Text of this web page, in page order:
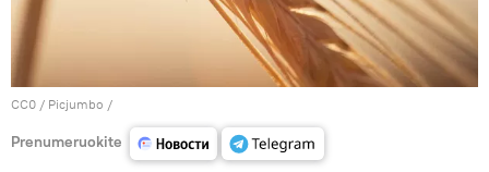
CC0 / Picjumbo /
Prenumeruokite